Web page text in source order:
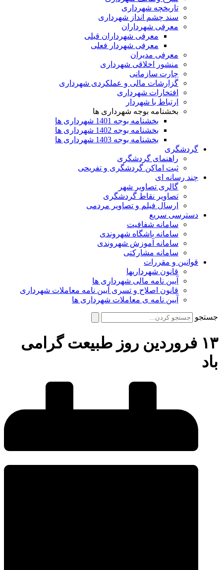
تاریخچه شهرداری
سند چشم انداز شهرداری
معرفی شهرداران
معرفی شهرداران قبلی
معرفی شهردار فعلی
معرفی مدیران
منشور اخلاقی شهرداری
چارت سازمانی
گزارشات مالی و عملکردی شهرداری
افتخارات شهرداری
ارتباط با شهردار
بخشنامه بوجه شهرداری ها
بخشنامه بوجه 1401 شهرداری ها
بخشنامه بوجه 1402 شهرداری ها
بخشنامه بوجه 1403 شهرداری ها
گردشگری
راهنمای گردشگری
ثبت اماکن گردشگری و تفریحی
چند رسانه ای
گالری تصاویر شهر
تصاویر نقاط گردشگری
ارسال فیلم و تصاویر مردمی
دسترسی سریع
سامانه شفافیت
سامانه باشگاه شهروندی
سامانه آموزش شهروندی
سامانه مشارکتی
قوانین و مقررات
قانون شهرداریها
آیین نامه مالی شهرداری ها
قانون اصلاح و تسری آیین نامه معاملات شهرداری
آیین نامه ی معاملات شهرداری ها
جستجو
۱۳ فروردین روز طبیعت گرامی
باد